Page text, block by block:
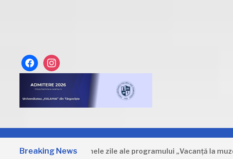
facebookinstagram
Breaking News
Dâmbovița: Primele zile ale programului „Vacanță la muzeu”